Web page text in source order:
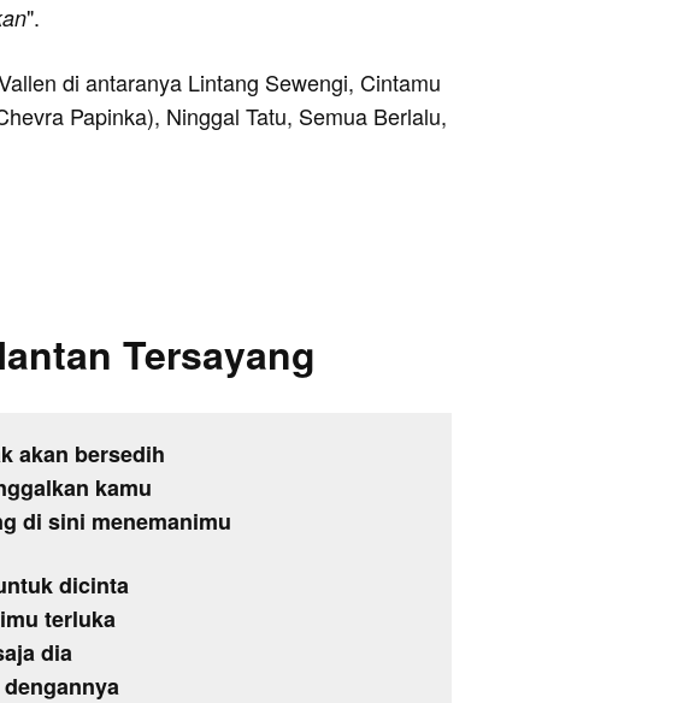
".
di antaranya Lintang Sewengi, Cintamu
Papinka), Ninggal Tatu, Semua Berlalu,
Tersayang
akan bersedih
kamu
di sini menemanimu
dicinta
terluka
dia